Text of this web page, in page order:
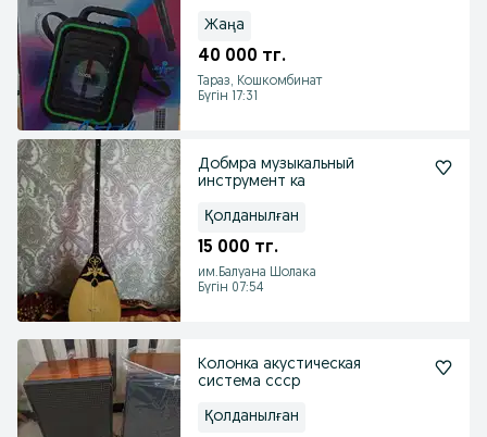
Жаңа
40 000 тг.
Тараз, Кошкомбинат
Бүгін 17:31
Добмра музыкальный
инструмент ка
Қолданылған
15 000 тг.
им.Балуана Шолака
Бүгін 07:54
Колонка акустическая
система ссср
Қолданылған